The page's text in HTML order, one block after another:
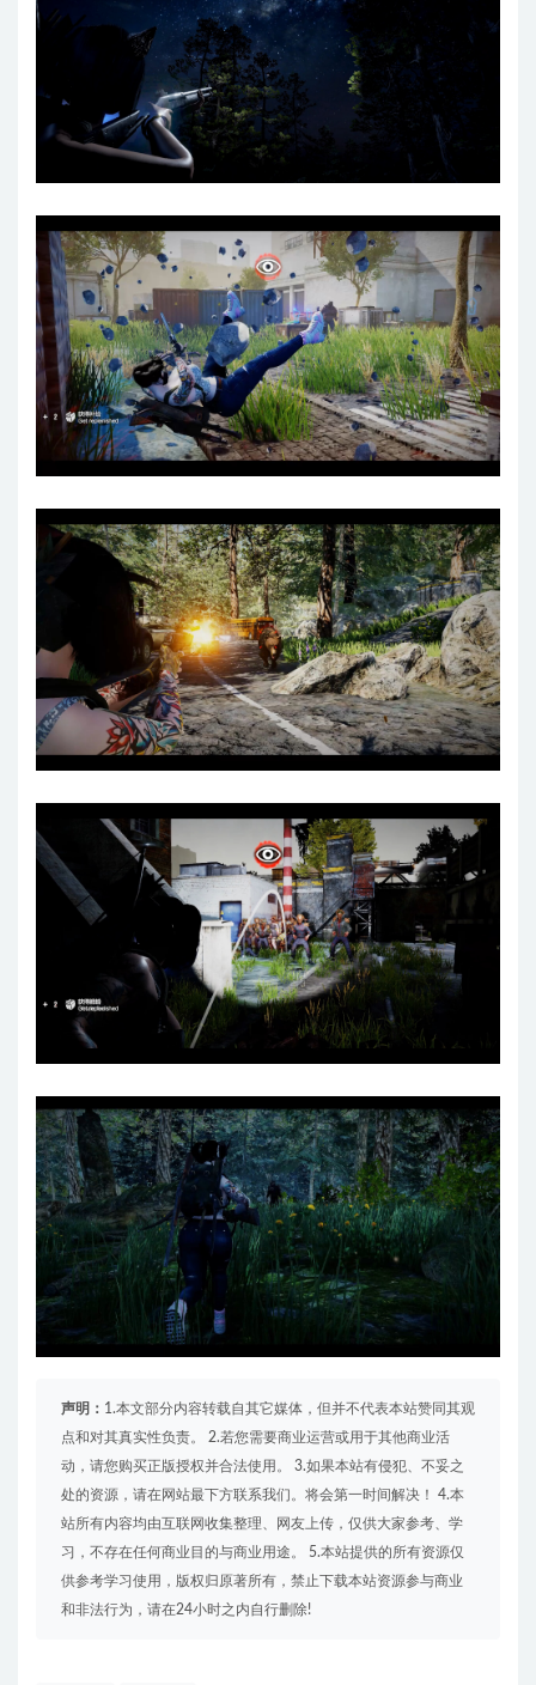
声明： 1.本文部分内容转载自其它媒体，但并不代表本站赞同其观
点和对其真实性负责。 2.若您需要商业运营或用于其他商业活
动，请您购买正版授权并合法使用。 3.如果本站有侵犯、不妥之
处的资源，请在网站最下方联系我们。将会第一时间解决！ 4.本
站所有内容均由互联网收集整理、网友上传，仅供大家参考、学
习，不存在任何商业目的与商业用途。 5.本站提供的所有资源仅
供参考学习使用，版权归原著所有，禁止下载本站资源参与商业
和非法行为，请在24小时之内自行删除!